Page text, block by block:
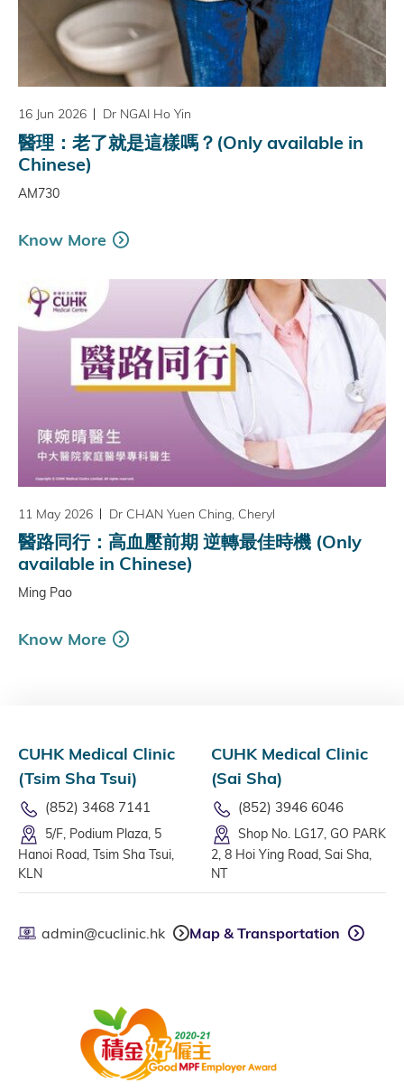
16 Jun 2026 Dr NGAI Ho Yin
醫理：老了就是這樣嗎？(Only available in
Chinese)
AM730
Know More
11 May 2026 Dr CHAN Yuen Ching, Cheryl
醫路同行：高血壓前期 逆轉最佳時機 (Only
available in Chinese)
Ming Pao
Know More
CUHK Medical Clinic
(Tsim Sha Tsui)
(852) 3468 7141
5/F, Podium Plaza, 5
Hanoi Road, Tsim Sha Tsui,
KLN
CUHK Medical Clinic
(Sai Sha)
(852) 3946 6046
Shop No. LG17, GO PARK
2, 8 Hoi Ying Road, Sai Sha,
NT
admin@cuclinic.hk Map & Transportation